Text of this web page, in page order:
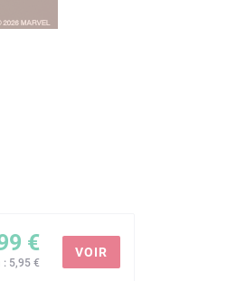
€
: 5,95 €
VOIR